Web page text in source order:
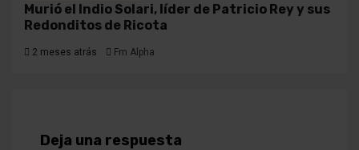
Murió el Indio Solari, líder de Patricio Rey y sus
Redonditos de Ricota
2 meses atrás Fm Alpha
Deja una respuesta